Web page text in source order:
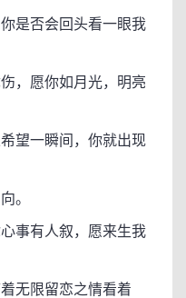
是否会回头看一眼我
，愿你如月光，明亮
望一瞬间，你就出现
。
事有人叙，愿来生我
无限留恋之情看着